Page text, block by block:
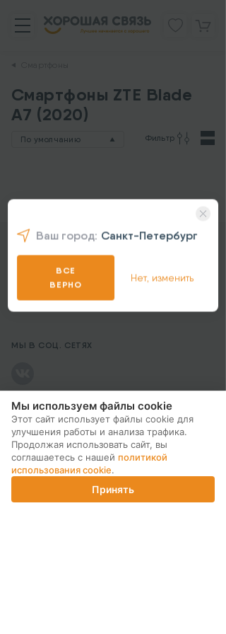
Смартфоны ZTE Blade
A7 (2020)
По умолчанию Фильтр
Корзина
ИНТЕРНЕТ-МАГАЗИН
МЫ В СОЦ. СЕТЯХ
ПОДПИСКА НА РАССЫЛКУ
Ваш город: Санкт-Петербург
ВСЕ
ВЕРНО
Нет, изменить
Мы используем файлы cookie
Этот сайт использует файлы cookie для
улучшения работы и анализа трафика.
Продолжая использовать сайт, вы
соглашаетесь с нашей политикой
использования cookie.
Принять